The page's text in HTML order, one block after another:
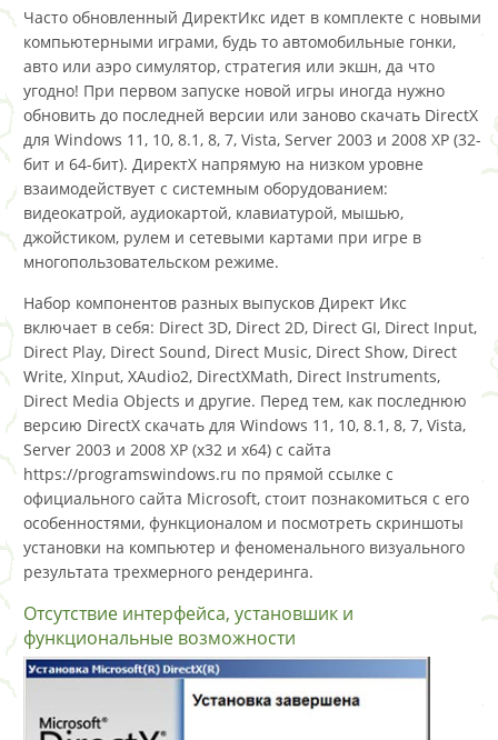
Часто обновленный ДиректИкс идет в комплекте с новыми
компьютерными играми, будь то автомобильные гонки,
авто или аэро симулятор, стратегия или экшн, да что
угодно! При первом запуске новой игры иногда нужно
обновить до последней версии или заново скачать DirectX
для Windows 11, 10, 8.1, 8, 7, Vista, Server 2003 и 2008 XP (32-
бит и 64-бит). ДиректХ напрямую на низком уровне
взаимодействует с системным оборудованием:
видеокатрой, аудиокартой, клавиатурой, мышью,
джойстиком, рулем и сетевыми картами при игре в
многопользовательском режиме.
Набор компонентов разных выпусков Директ Икс
включает в себя: Direct 3D, Direct 2D, Direct GI, Direct Input,
Direct Play, Direct Sound, Direct Music, Direct Show, Direct
Write, XInput, XAudio2, DirectXMath, Direct Instruments,
Direct Media Objects и другие. Перед тем, как последнюю
версию DirectX скачать для Windows 11, 10, 8.1, 8, 7, Vista,
Server 2003 и 2008 XP (x32 и x64) с сайта
https://programswindows.ru по прямой ссылке с
официального сайта Microsoft, стоит познакомиться с его
особенностями, функционалом и посмотреть скриншоты
установки на компьютер и феноменального визуального
результата трехмерного рендеринга.
Отсутствие интерфейса, установшик и
функциональные возможности